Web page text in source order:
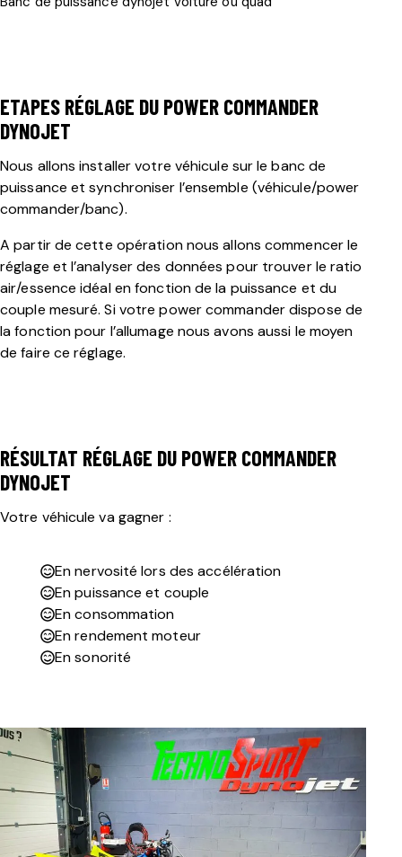
ETAPES RÉGLAGE DU POWER COMMANDER
DYNOJET
Nous allons installer votre véhicule sur le banc de
puissance et synchroniser l’ensemble (véhicule/power
commander/banc).
A partir de cette opération nous allons commencer le
réglage et l’analyser des données pour trouver le ratio
air/essence idéal en fonction de la puissance et du
couple mesuré. Si votre power commander dispose de
la fonction pour l’allumage nous avons aussi le moyen
de faire ce réglage.
RÉSULTAT RÉGLAGE DU POWER COMMANDER
DYNOJET
Votre véhicule va gagner :
En nervosité lors des accélération
En puissance et couple
En consommation
En rendement moteur
En sonorité